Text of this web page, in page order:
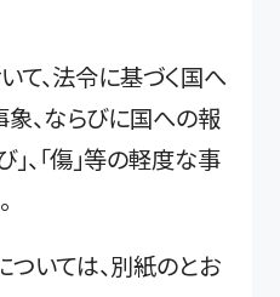
て、法令に基づく国へ
、ならびに国への報
、「傷」等の軽度な事
いては、別紙のとお